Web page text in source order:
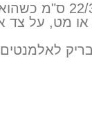
או מט, על צד
לאלמנטים